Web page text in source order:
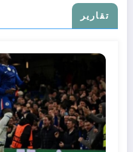
تقارير